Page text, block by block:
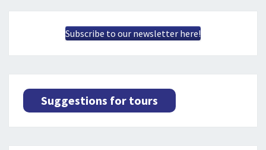
Subscribe to our newsletter here!
Suggestions for tours